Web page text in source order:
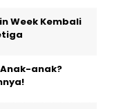
Week Kembali
anak?